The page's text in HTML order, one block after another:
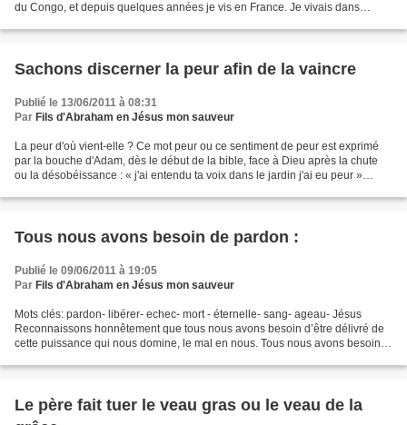
du Congo, et depuis quelques années je vis en France. Je vivais dans
Sachons discerner la peur afin de la vaincre
Publié le 13/06/2011 à 08:31
Par Fils d'Abraham en Jésus mon sauveur
La peur d'où vient-elle ? Ce mot peur ou ce sentiment de peur est exprimé
par la bouche d'Adam, dès le début de la bible, face à Dieu après la chute
ou la désobéissance : « j'ai entendu ta voix dans le jardin j'ai eu peur »
Tous nous avons besoin de pardon :
Publié le 09/06/2011 à 19:05
Par Fils d'Abraham en Jésus mon sauveur
Mots clés: pardon- libérer- echec- mort - éternelle- sang- ageau- Jésus
Reconnaissons honnêtement que tous nous avons besoin d’être délivré de
cette puissance qui nous domine, le mal en nous. Tous nous avons besoin
Le père fait tuer le veau gras ou le veau de la